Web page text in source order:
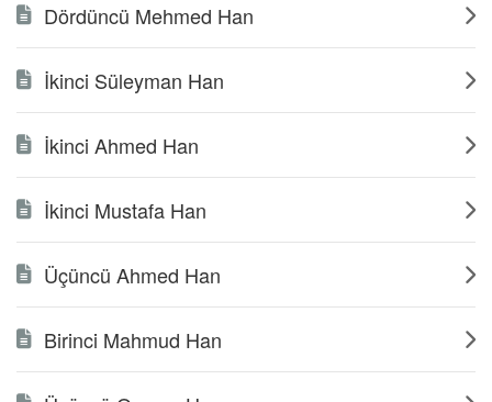
Dördüncü Mehmed Han
İkinci Süleyman Han
İkinci Ahmed Han
İkinci Mustafa Han
Üçüncü Ahmed Han
Birinci Mahmud Han